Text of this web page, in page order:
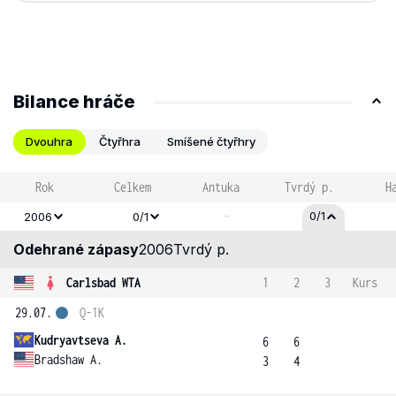
Bilance hráče
Dvouhra Čtyřhra Smíšené čtyřhry
Rok Celkem Antuka Tvrdý p.
2006 0/1 - 0/1
Odehrané zápasy2006Tvrdý p.
Carlsbad WTA 1 2 3
Kurs
29.07.
Kudryavtseva A.
Bradshaw A.
Q-1K
6
3
6
4